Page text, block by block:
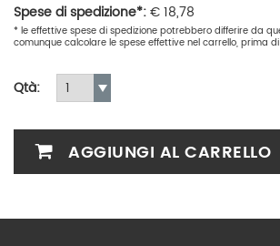
Spese di spedizione*:€18,78
* le effettive spese di spedizione potrebbero differire da
comunque calcolare le spese effettive nel carrello, prima
Qtà:
AGGIUNGI AL CARRELLO